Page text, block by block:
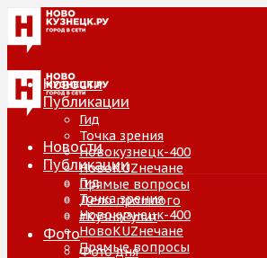
Новости
Публикации
Гид
Точка зрения
Новокузнецк-400
НовоKUZнечане
Прямые вопросы
Дело прошлого
#КузняРулит
Фото
Фото дня
Новости
Публикации
Гид
Точка зрения
Новокузнецк-400
НовоKUZнечане
Прямые вопросы